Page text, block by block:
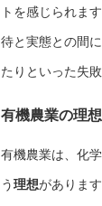
トを感じられま
待と実態との間
たりといった失
有機農業の理
有機農業は、化
う理想がありま